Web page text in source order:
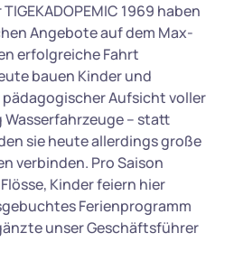
1969 haben
Angebote auf dem Max-
erfolgreiche Fahrt
bauen Kinder und
Aufsicht voller
– statt
sie heute allerdings große
verbinden. Pro Saison
Kinder feiern hier
Ferienprogramm
unser Geschäftsführer